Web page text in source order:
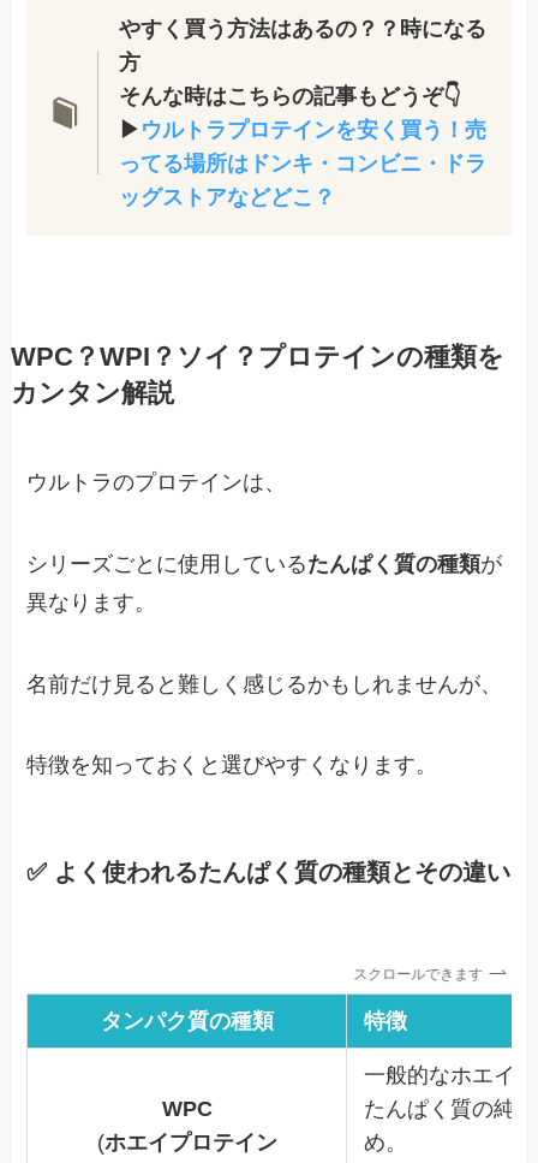
やすく買う方法はあるの？？時になる
方
そんな時はこちらの記事もどうぞ👇
▶ ウルトラプロテインを安く買う！売
ってる場所はドンキ・コンビニ・ドラ
ッグストアなどどこ？
WPC？WPI？ソイ？プロテインの種類を
カンタン解説
ウルトラのプロテインは、
シリーズごとに使用しているたんぱく質の種類が
異なります。
名前だけ見ると難しく感じるかもしれませんが、
特徴を知っておくと選びやすくなります。
✅ よく使われるたんぱく質の種類とその違い
スクロールできます
タンパク質の種類 特徴
WPC
(ホエイプロテイン
一般的なホエイ
たんぱく質の純
め。